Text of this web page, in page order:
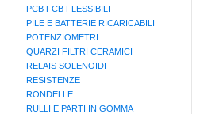
PCB FCB FLESSIBILI
PILE E BATTERIE RICARICABILI
POTENZIOMETRI
QUARZI FILTRI CERAMICI
RELAIS SOLENOIDI
RESISTENZE
RONDELLE
RULLI E PARTI IN GOMMA